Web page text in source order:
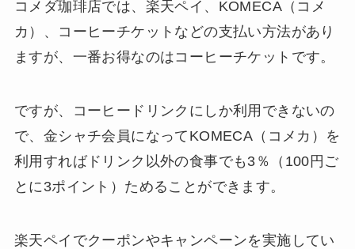
コメダ珈琲店では、楽天ペイ、KOMECA（コメ
カ）、コーヒーチケットなどの支払い方法があり
ますが、一番お得なのはコーヒーチケットです。
ですが、コーヒードリンクにしか利用できないの
で、金シャチ会員になってKOMECA（コメカ）を
利用すればドリンク以外の食事でも3％（100円ご
とに3ポイント）ためることができます。
楽天ペイでクーポンやキャンペーンを実施してい